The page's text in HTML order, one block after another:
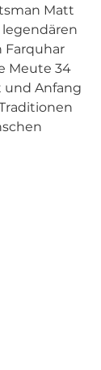
Matt
Farquhar
Meute 34
und Anfang